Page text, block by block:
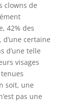
clowns de
42% des
certaine
d’une telle
visages
soit, une
pas une